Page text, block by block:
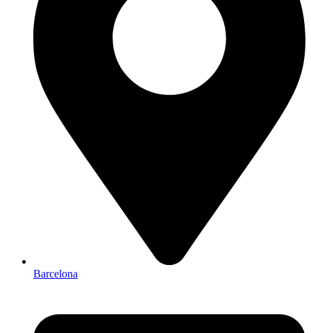
Barcelona